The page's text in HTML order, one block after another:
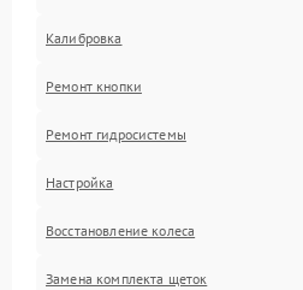
Калибровка
Ремонт кнопки
Ремонт гидросистемы
Настройка
Восстановление колеса
Замена комплекта щеток